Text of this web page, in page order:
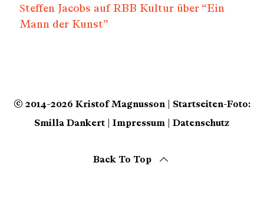
Steffen Jacobs auf RBB Kultur über “Ein
Mann der Kunst”
© 2014-2026 Kristof Magnusson | Startseiten-Foto:
Smilla Dankert |Impressum |Datenschutz
Back To Top
r
: